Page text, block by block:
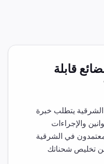
قابلة
الشرقية يتطلب خبرة
والإجراءات
في الشرقية
تخليص شحناتك